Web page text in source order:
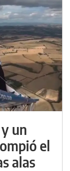
un
el
alas